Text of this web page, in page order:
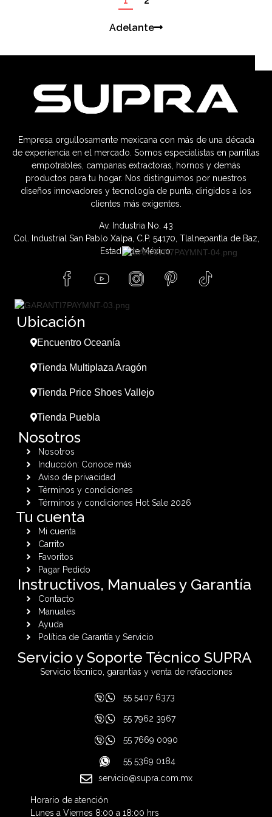
Adelante
Empresa orgullosamente mexicana con más de una década
de experiencia en el mercado. Somos especialistas en parrillas
empotrables, campanas extractoras, hornos y demás
productos para tu hogar. Nos distinguimos por nuestros
diseños innovadores y tecnología de punta, dirigidos a los
clientes más exigentes.
Av. Industria No. 43
Col. Industrial San Pablo Xalpa, C.P. 54170, Tlalnepantla de Baz,
Estado de México.
Ubicación
Encuentro Oceanía
Tienda Multiplaza Aragón
Tienda Price Shoes Vallejo
Tienda Puebla
Nosotros
Nosotros
Inducción: Conoce más
Aviso de privacidad
Términos y condiciones
Términos y condiciones Hot Sale 2026
Tu cuenta
Mi cuenta
Carrito
Favoritos
Pagar Pedido
Instructivos, Manuales y Garantía
Contacto
Manuales
Ayuda
Política de Garantía y Servicio
Servicio y Soporte Técnico SUPRA
Servicio técnico, garantías y venta de refacciones
55 5407 6373
55 7962 3967
55 7669 0090
55 5369 0184
servicio@supra.com.mx
Horario de atención
Lunes a Viernes 8:00 a 18:00 hrs